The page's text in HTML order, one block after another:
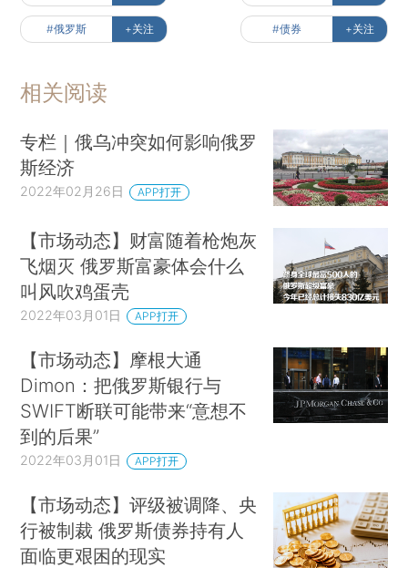
#俄罗斯 +关注 #债券 +关注
相关阅读
专栏｜俄乌冲突如何影响俄罗
斯经济
2022年02月26日 APP打开
【市场动态】财富随着枪炮灰
飞烟灭 俄罗斯富豪体会什么
叫风吹鸡蛋壳
2022年03月01日 APP打开
【市场动态】摩根大通
Dimon：把俄罗斯银行与
SWIFT断联可能带来“意想不
到的后果”
2022年03月01日 APP打开
【市场动态】评级被调降、央
行被制裁 俄罗斯债券持有人
面临更艰困的现实